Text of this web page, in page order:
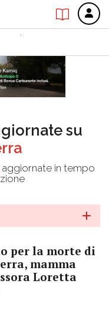
su
aggiornate in tempo
per la morte di
mamma
Loretta